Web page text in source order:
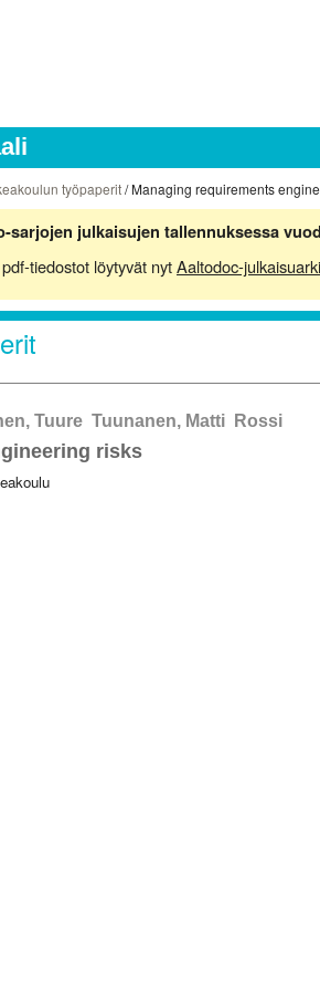
työpaperit/ Managing requirements
julkaisujen tallennuksessa
tiedostot löytyvät nytAaltodoc-
Tuure Tuunanen, Matti Rossi
risks